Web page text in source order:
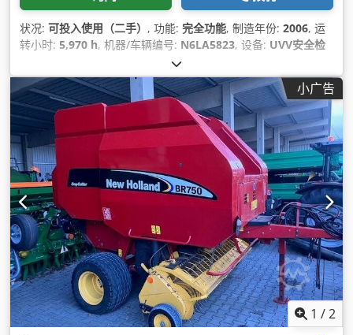
状况: 可投入使用（二手） , 功能: 完全功能, 制造年份: 2006, 运
转小时: 5,970 h, 机器/车辆编号: N6LA5823, 设备: UVV安全检
小广告
1 /2